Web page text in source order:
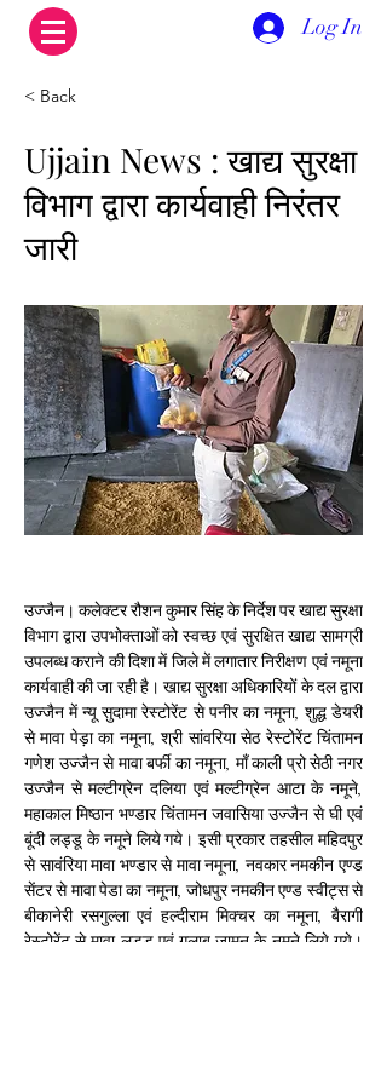
Log In
< Back
Ujjain News : खाद्य सुरक्षा
विभाग द्वारा कार्यवाही निरंतर
जारी
उज्जैन। कलेक्टर रौशन कुमार सिंह के निर्देश पर खाद्य सुरक्षा
विभाग द्वारा उपभोक्ताओं को स्वच्छ एवं सुरक्षित खाद्य सामग्री
उपलब्ध कराने की दिशा में जिले में लगातार निरीक्षण एवं नमूना
कार्यवाही की जा रही है। खाद्य सुरक्षा अधिकारियों के दल द्वारा
उज्जैन में न्यू सुदामा रेस्टोरेंट से पनीर का नमूना, शुद्ध डेयरी
से मावा पेड़ा का नमूना, श्री सांवरिया सेठ रेस्टोरेंट चिंतामन
गणेश उज्जैन से मावा बर्फी का नमूना, माँ काली प्रो सेठी नगर
उज्जैन से मल्टीग्रेन दलिया एवं मल्टीग्रेन आटा के नमूने,
महाकाल मिष्ठान भण्डार चिंतामन जवासिया उज्जैन से घी एवं
बूंदी लड्डू के नमूने लिये गये। इसी प्रकार तहसील महिदपुर
से सावंरिया मावा भण्डार से मावा नमूना, नवकार नमकीन एण्ड
सेंटर से मावा पेडा का नमूना, जोधपुर नमकीन एण्ड स्वीट्स से
बीकानेरी रसगुल्ला एवं हल्दीराम मिक्चर का नमूना, बैरागी
रेस्टोरेंट से मावा लड्डू एवं गुलाब जामुन के नमूने लिये गये।